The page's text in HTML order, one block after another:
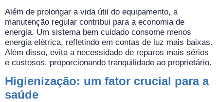
Além de prolongar a vida útil do equipamento, a
manutenção regular contribui para a economia de
energia. Um sistema bem cuidado consome menos
energia elétrica, refletindo em contas de luz mais baixas.
Além disso, evita a necessidade de reparos mais sérios
e custosos, proporcionando tranquilidade ao proprietário.
Higienização: um fator crucial para a
saúde